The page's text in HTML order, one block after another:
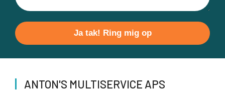
leave
field
empty.
ANTON'S MULTISERVICE APS